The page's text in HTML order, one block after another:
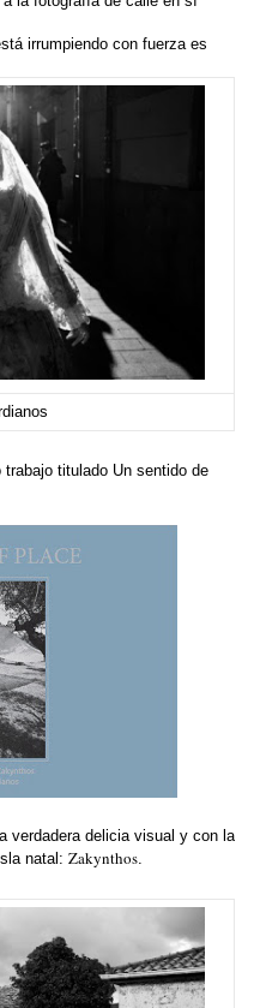
irrumpiendo con fuerza es
trabajo titulado Un sentido de
delicia visual y con la
natal: Zakynthos.